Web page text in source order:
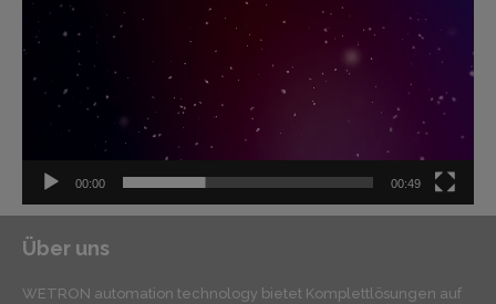
Player
00:00 00:49
Über uns
WETRON automation technology bietet Komplettlösungen auf